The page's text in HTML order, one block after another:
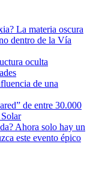
La materia oscura
dentro de la Vía
oculta
de una
de entre 30.000
Ahora solo hay un
este evento épico